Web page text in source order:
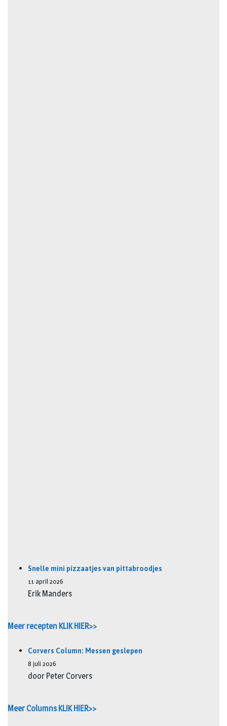
Snelle mini pizzaatjes van pittabroodjes
11 april 2026
Erik Manders
Meer recepten KLIK HIER>>
Corvers Column: Messen geslepen
8 juli 2026
door Peter Corvers
Meer Columns KLIK HIER>>